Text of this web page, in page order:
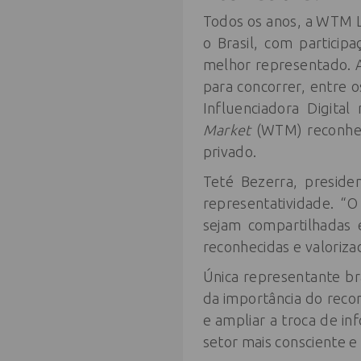
Todos os anos, a
o Brasil, com
melhor representado.
para concorrer, entre
Influenciadora
Market(WTM)
privado.
Teté Bezerra,
representatividade.
sejam
reconhecidas e
Única representante
da importância do
e ampliar a troca de
setor mais consciente